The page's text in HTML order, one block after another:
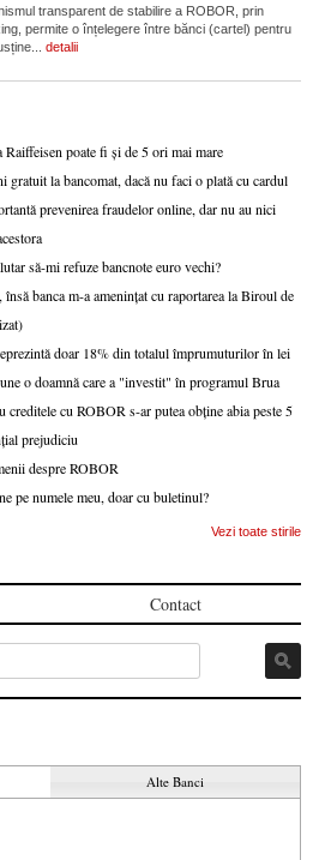
transparent de stabilire a ROBOR, prin
permite o înțelegere între bănci (cartel) pentru
detalii
poate fi și de 5 ori mai mare
gratuit la bancomat, dacă nu faci o plată cu cardul
prevenirea fraudelor online, dar nu au nici
să-mi refuze bancnote euro vechi?
banca m-a amenințat cu raportarea la Biroul de
doar 18% din totalul împrumuturilor în lei
o doamnă care a "investit" în programul Brua
creditele cu ROBOR s-ar putea obține abia peste 5
prejudiciu
despre ROBOR
pe numele meu, doar cu buletinul?
Vezi toate stirile
Contact
Alte Banci